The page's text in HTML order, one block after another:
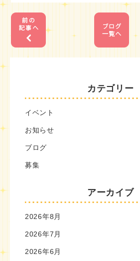
カテゴリー
イベント
お知らせ
ブログ
募集
アーカイブ
2026年8月
2026年7月
2026年6月